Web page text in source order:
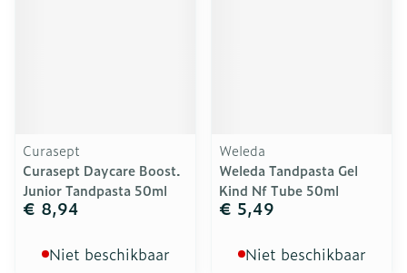
Curasept
Curasept Daycare Boost.
Junior Tandpasta 50ml
€ 8,94
Niet beschikbaar
Weleda
Weleda Tandpasta Gel
Kind Nf Tube 50ml
€ 5,49
Niet beschikbaar